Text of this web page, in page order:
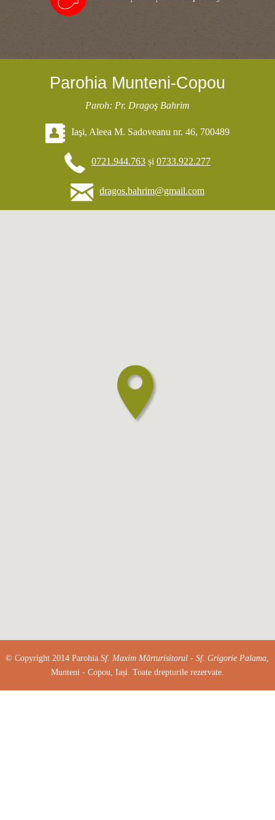
Parohia Munteni-Copou
Paroh: Pr. Dragoş Bahrim
Iaşi, Aleea M. Sadoveanu nr. 46, 700489
0721.944.763 și 0733.922.277
dragos.bahrim@gmail.com
© Copyright 2014 ParohiaSf. Maxim Mărturisitorul - Sf. Grigorie Palama
Munteni - Copou, Iași. Toate drepturile rezervate.